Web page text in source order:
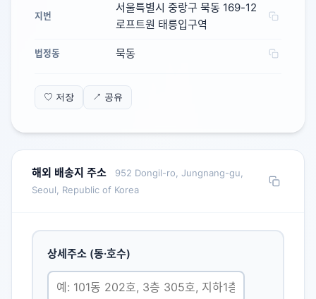
지번
서울특별시 중랑구 묵동 169-12
로프트원 태릉입구역
법정동 묵동
♡ 저장 ↗ 공유
해외 배송지 주소
952 Dongil-ro, Jungnang-gu,
Seoul, Republic of Korea
상세주소 (동·호수)